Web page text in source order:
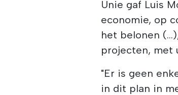
Unie gaf Luis
economie, op
het belonen
projecten, met
"Er is geen
in dit plan in